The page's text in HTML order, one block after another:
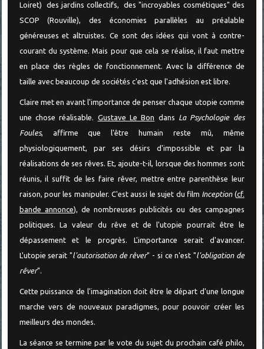
Loiret) des jardins collectifs, des "incroyables cosmétiques" des
SCOP (Rouville), des économies parallèles au préalable
généreuses et altruistes. Ce sont des idées qui vont à contre-
courant du système. Mais pour que cela se réalise, il faut mettre
en place des règles de fonctionnement. Avec la différence de
taille avec beaucoup de sociétés c'est que l'adhésion est libre.
Claire met en avant l'importance de penser chaque utopie comme
une chose réalisable. Gustave Le Bon dans La Psychologie des
Foules, affirme que l'être humain reste mû, même
physiologiquement, par ses désirs d'impossible et par la
réalisations de ses rêves. Et, ajoute-t-il, lorsque des hommes sont
réunis, il suffit de les faire rêver, mettre entre parenthèse leur
raison, pour les manipuler. C'est aussi le sujet du film Inception(cf.
bande annonce), de nombreuses publicités ou des campagnes
politiques. La valeur du rêve et de l'utopie pourrait être le
dépassement et le progrès. L'importance serait d'avancer.
L'utopie serait "l'autorisation de rêver" - si ce n'est "l'obligation de
rêver".
Cette puissance de l'imagination doit être le départ d'une longue
marche vers de nouveaux paradigmes, pour pouvoir créer les
meilleurs des mondes.
La séance se termine par le vote du sujet du prochain café philo,